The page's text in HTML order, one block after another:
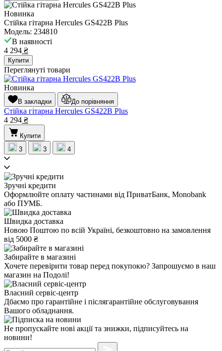
Новинка
Стійка гітарна Hercules GS422B Plus
Модель: 234810
В наявності
4 294 ₴
Купити
Переглянуті товари
Новинка
В закладки До порівняння
Стійка гітарна Hercules GS422B Plus
4 294 ₴
Купити
3
3 4
Зручні кредити
Оформлюйте оплату частинами від ПриватБанк, Monobank
або ПУМБ.
Швидка доставка
Новою Поштою по всій Україні, безкоштовно на замовлення
від 5000 ₴
Забирайте в магазині
Хочете перевірити товар перед покупокю? Запрошуємо в наш
магазин на Подолі!
Власний сервіс-центр
Дбаємо про гарантійне і післягарантійне обслуговування
Вашого обладнання.
Не пропускайте нові акції та знижки, підписуйтесь на
новини!